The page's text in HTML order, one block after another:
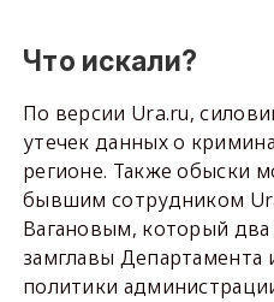
Что искали?
По версии Ura.ru,
утечек данных о
регионе. Также обыски
бывшим сотрудником
Вагановым, который два
замглавы
политики